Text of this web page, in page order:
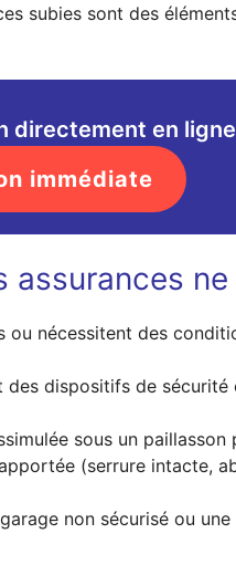
subies sont des
directement en ligne
immédiate
assurances
nécessitent des
dispositifs de
sous un paillasson
(serrure intacte,
non sécurisé ou